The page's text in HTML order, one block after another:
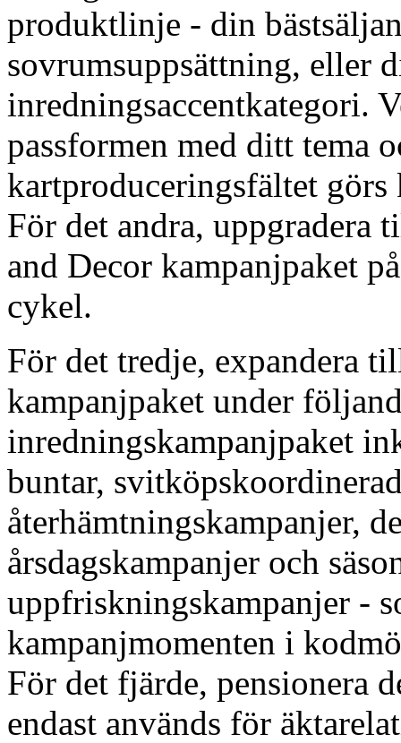
produktlinje - din
sovrumsuppsättning, eller
inredningsaccentkategori.
passformen med ditt tema
kartproduceringsfältet
För det andra, uppgradera
and Decor kampanjpaket
cykel.
För det tredje, expandera
kampanjpaket under
inredningskampanjpaket
buntar,
återhämtningskampanjer,
årsdagskampanjer och
uppfriskningskampanjer -
kampanjmomenten i
För det fjärde, pensionera
endast används för